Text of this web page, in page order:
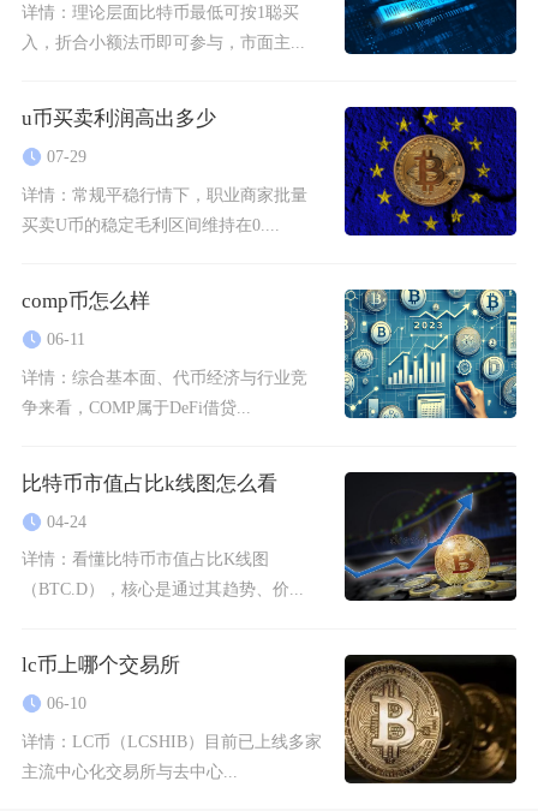
详情： 理论层面比特币最低可按1聪买
入，折合小额法币即可参与，市面主...
u币买卖利润高出多少
07-29
详情： 常规平稳行情下，职业商家批量
买卖U币的稳定毛利区间维持在0....
comp币怎么样
06-11
详情： 综合基本面、代币经济与行业竞
争来看，COMP属于DeFi借贷...
比特币市值占比k线图怎么看
04-24
详情： 看懂比特币市值占比K线图
（BTC.D），核心是通过其趋势、价...
lc币上哪个交易所
06-10
详情： LC币（LCSHIB）目前已上线多家
主流中心化交易所与去中心...